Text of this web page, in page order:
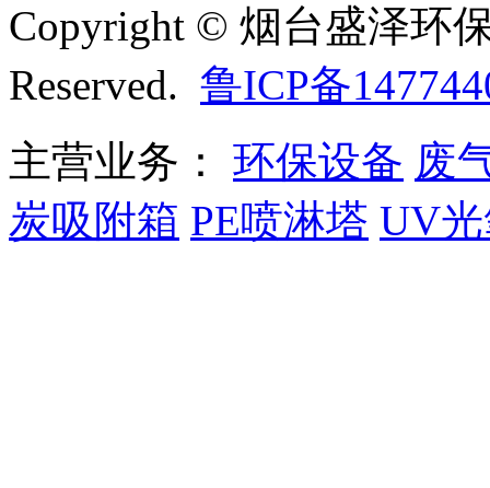
Copyright © 烟台盛泽环
Reserved. 鲁ICP备
主营业务： 环保设备 废
炭吸附箱 PE喷淋塔 UV